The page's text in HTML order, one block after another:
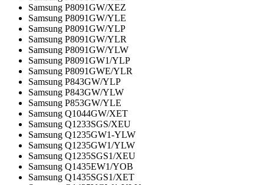
Samsung P8091GW/XEZ
Samsung P8091GW/YLE
Samsung P8091GW/YLP
Samsung P8091GW/YLR
Samsung P8091GW/YLW
Samsung P8091GW1/YLP
Samsung P8091GWE/YLR
Samsung P843GW/YLP
Samsung P843GW/YLW
Samsung P853GW/YLE
Samsung Q1044GW/XET
Samsung Q1233SGS/XEU
Samsung Q1235GW1-YLW
Samsung Q1235GW1/YLW
Samsung Q1235SGS1/XEU
Samsung Q1435EW1/YOB
Samsung Q1435SGS1/XET